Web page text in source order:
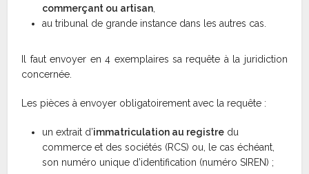
commerçant ou artisan,
au tribunal de grande instance dans les autres cas.
Il faut envoyer en 4 exemplaires sa requête à la juridiction
concernée.
Les pièces à envoyer obligatoirement avec la requête :
un extrait d’immatriculation au registre du
commerce et des sociétés (RCS) ou, le cas échéant,
son numéro unique d’identification (numéro SIREN) ;